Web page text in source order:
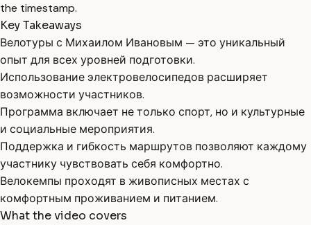
the timestamp.
Key Takeaways
Велотуры с Михаилом Ивановым — это уникальный
опыт для всех уровней подготовки.
Использование электровелосипедов расширяет
возможности участников.
Программа включает не только спорт, но и культурные
и социальные мероприятия.
Поддержка и гибкость маршрутов позволяют каждому
участнику чувствовать себя комфортно.
Велокемпы проходят в живописных местах с
комфортным проживанием и питанием.
What the video covers